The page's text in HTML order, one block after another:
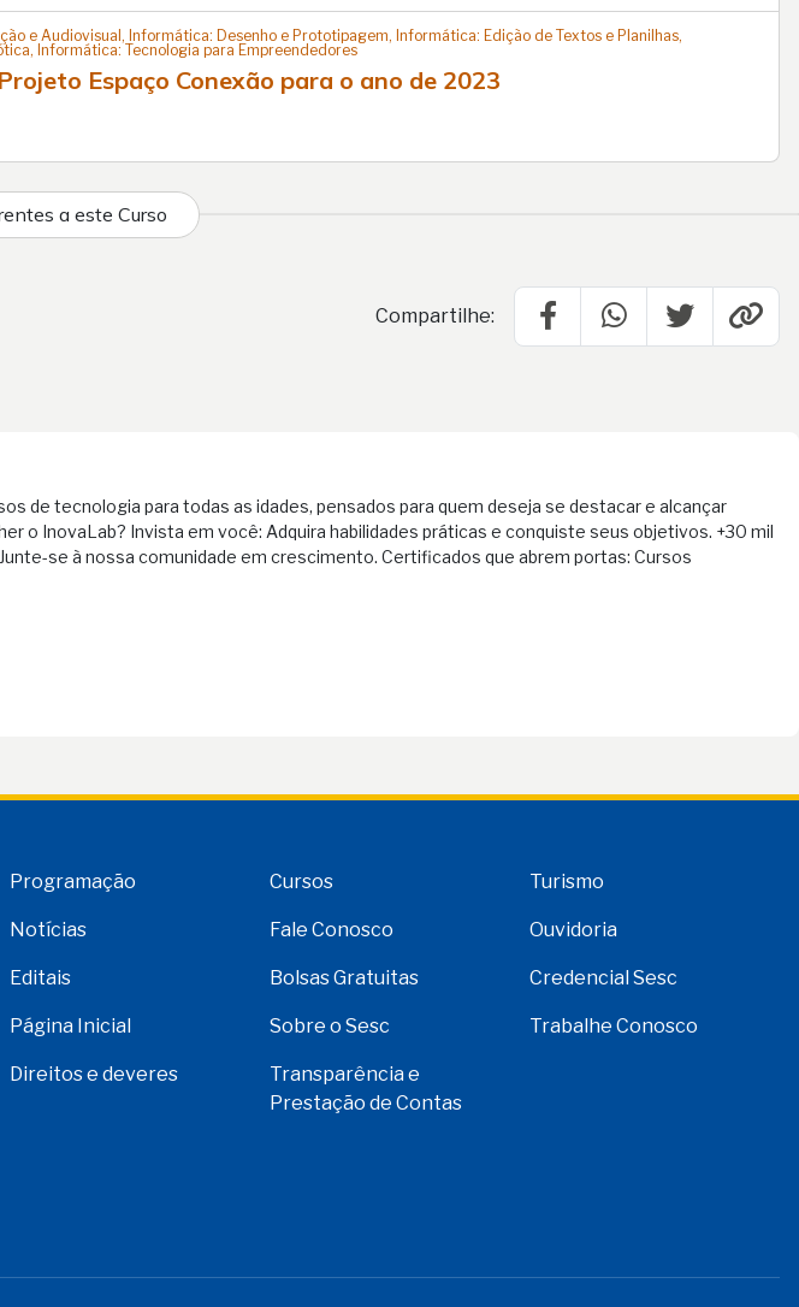
e Audiovisual, Informática: Desenho e Prototipagem, Informática: Edição de Textos e Planilhas,
Informática: Tecnologia para Empreendedores
Espaço Conexão para o ano de 2023
a este Curso
Compartilhe:
de tecnologia para todas as idades, pensados para quem deseja se destacar e alcançar
o InovaLab? Invista em você: Adquira habilidades práticas e conquiste seus objetivos. +30 mil
se à nossa comunidade em crescimento. Certificados que abrem portas: Cursos
Programação Cursos Turismo
Notícias Fale Conosco Ouvidoria
Editais Bolsas Gratuitas Credencial Sesc
Página Inicial Sobre o Sesc Trabalhe Conosco
Direitos e deveres
Transparência e
Prestação de Contas